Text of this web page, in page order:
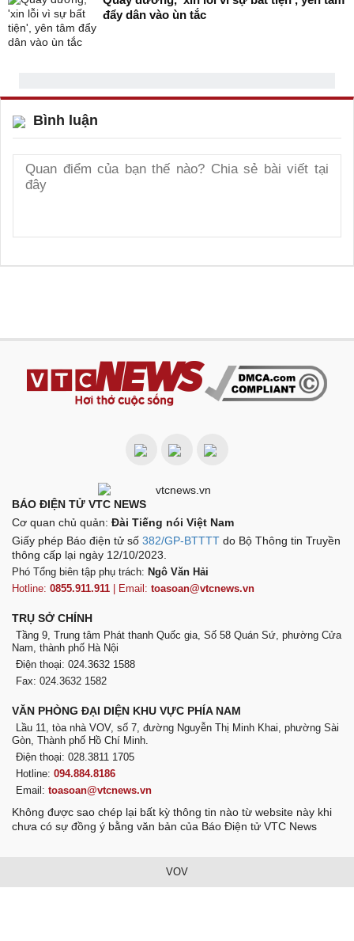
đẩy dân vào ùn tắc
Bình luận
BÁO ĐIỆN TỬ VTC NEWS
Cơ quan chủ quản: Đài Tiếng nói Việt Nam
Giấy phép Báo điện tử số 382/GP-BTTTT do Bộ Thông tin Truyền
thông cấp lại ngày 12/10/2023.
Phó Tổng biên tập phụ trách: Ngô Văn Hải
Hotline: 0855.911.911 | Email: toasoan@vtcnews.vn
TRỤ SỞ CHÍNH
Tầng 9, Trung tâm Phát thanh Quốc gia, Số 58 Quán Sứ, phường Cửa
Nam, thành phố Hà Nội
Điện thoại: 024.3632 1588
Fax: 024.3632 1582
VĂN PHÒNG ĐẠI DIỆN KHU VỰC PHÍA NAM
Lầu 11, tòa nhà VOV, số 7, đường Nguyễn Thị Minh Khai, phường Sài
Gòn, Thành phố Hồ Chí Minh.
Điện thoại: 028.3811 1705
Hotline: 094.884.8186
Email: toasoan@vtcnews.vn
Không được sao chép lại bất kỳ thông tin nào từ website này khi
chưa có sự đồng ý bằng văn bản của Báo Điện tử VTC News
VOV